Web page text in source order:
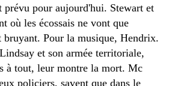
prévu pour aujourd'hui. Stewart et
où les écossais ne vont que
bruyant. Pour la musique, Hendrix.
et son armée territoriale,
à tout, leur montre la mort. Mc
policiers, savent que dans le